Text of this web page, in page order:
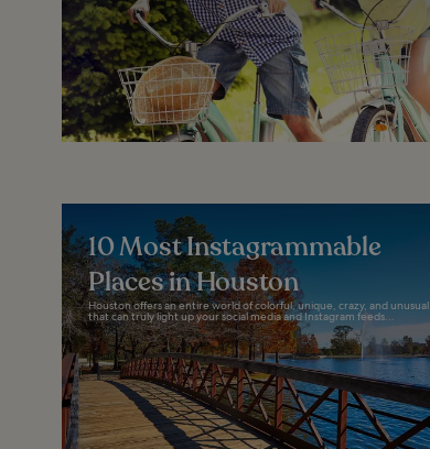
10 Most Instagrammable
Places in Houston
Houston offers an entire world of colorful, unique, crazy, and unusual
that can truly light up your social media and Instagram feeds...